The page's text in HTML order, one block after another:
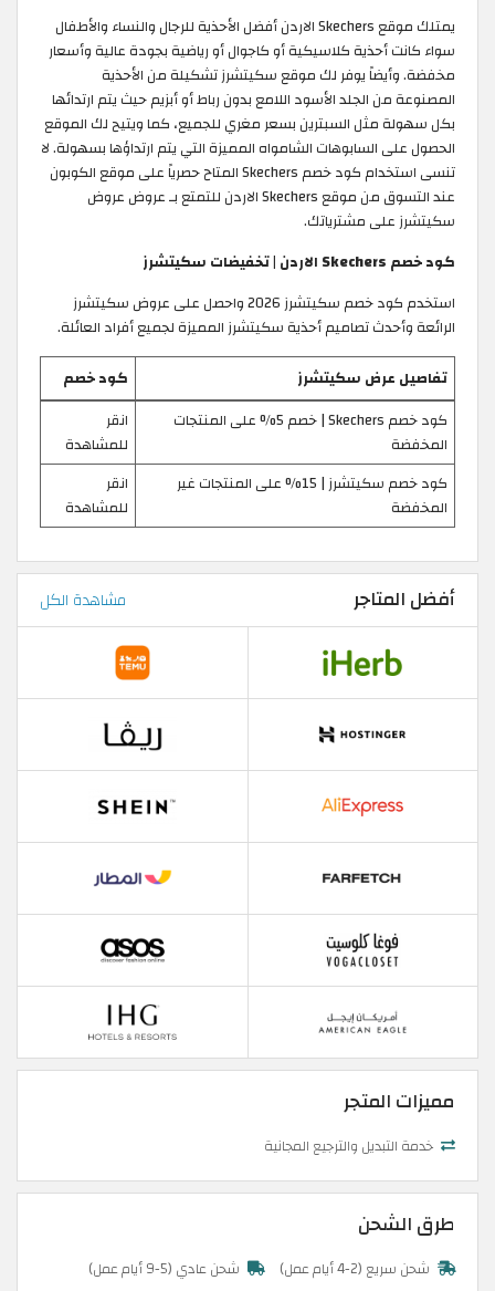
يمتلك موقع Skechers الاردن أفضل الأحذية للرجال والنساء والأطفال
سواء كانت أحذية كلاسيكية أو كاجوال أو رياضية بجودة عالية وأسعار
مخفضة. وأيضاً يوفر لك موقع سكيتشرز تشكيلة من الأحذية
المصنوعة من الجلد الأسود اللامع بدون رباط أو أبزيم حيث يتم ارتدائها
بكل سهولة مثل السبترين بسعر مغري للجميع، كما ويتيح لك الموقع
الحصول على السابوهات الشامواه المميزة التي يتم ارتداؤها بسهولة. لا
تنسى استخدام كود خصم Skechers المتاح حصرياً على موقع الكوبون
عند التسوق من موقع Skechers الاردن للتمتع بـ عروض عروض
سكيتشرز على مشترياتك.
كود خصم Skechers الاردن | تخفيضات سكيتشرز
استخدم كود خصم سكيتشرز 2026 واحصل على عروض سكيتشرز
الرائعة وأحدث تصاميم أحذية سكيتشرز المميزة لجميع أفراد العائلة.
تفاصيل عرض سكيتشرز
كود خصم
كود خصم Skechers | خصم 5% على المنتجات
المخفضة
انقر
للمشاهدة
كود خصم سكيتشرز | 15% على المنتجات غير
المخفضة
انقر
للمشاهدة
أفضل المتاجر مشاهدة الكل
مميزات المتجر
خدمة التبديل والترجيع المجانية
طرق الشحن
شحن سريع (2-4 أيام عمل) شحن عادي (5-9 أيام عمل)